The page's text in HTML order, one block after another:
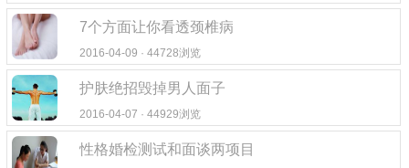
7个方面让你看透颈椎病
2016-04-09 · 44728浏览
护肤绝招毁掉男人面子
2016-04-07 · 44929浏览
性格婚检测试和面谈两项目